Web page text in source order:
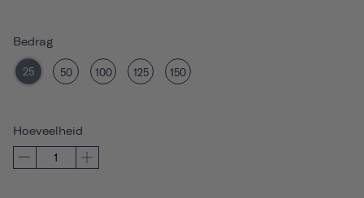
Bedrag
25 50 100 125 150
Hoeveelheid